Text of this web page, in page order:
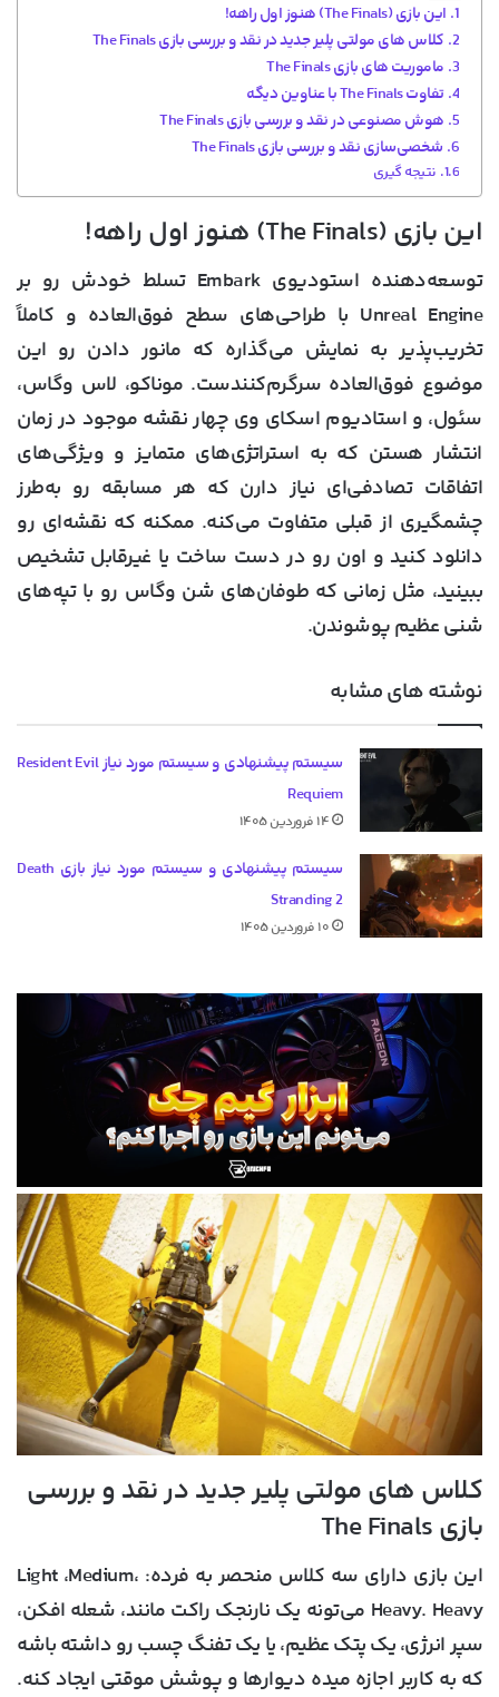
این بازی (The Finals) هنوز اول راهه!
کلاس های مولتی پلیر جدید در نقد و بررسی بازی The Finals
ماموریت های بازی The Finals
تفاوت The Finals با عناوین دیگه
هوش مصنوعی در نقد و بررسی بازی The Finals
شخصی‌سازی نقد و بررسی بازی The Finals
نتیجه گیری
این بازی (The Finals) هنوز اول راهه!
توسعه‌دهنده استودیوی Embark تسلط خودش رو بر
Unreal Engine با طراحی‌های سطح فوق‌العاده و کاملاً
تخریب‌پذیر به نمایش می‌گذاره که مانور دادن رو این
موضوع فوق‌العاده سرگرم‌کنندست. موناکو، لاس وگاس،
سئول، و استادیوم اسکای وی چهار نقشه موجود در زمان
انتشار هستن که به استراتژی‌های متمایز و ویژگی‌های
اتفاقات تصادفی‌ای نیاز دارن که هر مسابقه رو به‌طرز
چشمگیری از قبلی متفاوت می‌کنه. ممکنه که نقشه‌ای رو
دانلود کنید و اون رو در دست ساخت یا غیرقابل تشخیص
ببینید، مثل زمانی که طوفان‌های شن وگاس رو با تپه‌های
شنی عظیم پوشوندن.
نوشته های مشابه
سیستم پیشنهادی و سیستم مورد نیاز Resident Evil
Requiem
۱۴ فروردین ۱۴۰۵
سیستم پیشنهادی و سیستم مورد نیاز بازی Death
Stranding 2
۱۰ فروردین ۱۴۰۵
کلاس های مولتی پلیر جدید در نقد و بررسی
بازی The Finals
این بازی دارای سه کلاس منحصر به فرده: Light ،Medium،
Heavy. Heavy می‌تونه یک نارنجک راکت مانند، شعله افکن،
سپر انرژی، یک پتک عظیم، یا یک تفنگ چسب رو داشته باشه
که به کاربر اجازه میده دیوارها و پوشش موقتی ایجاد کنه.